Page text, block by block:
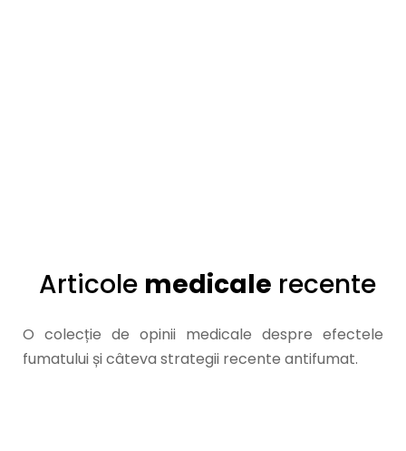
Articole medicale recente
O colecție de opinii medicale despre efectele
fumatului și câteva strategii recente antifumat.